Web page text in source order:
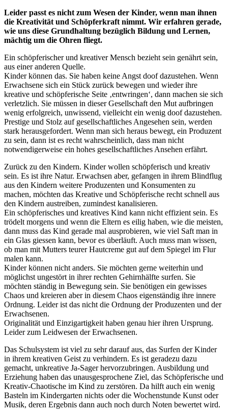
Leider passt es nicht zum Wesen der Kinder, wenn man ihnen
die Kreativität und Schöpferkraft nimmt. Wir erfahren gerade,
wie uns diese Grundhaltung bezüglich Bildung und Lernen,
mächtig um die Ohren fliegt.
Ein schöpferischer und kreativer Mensch bezieht sein genährt sein,
aus einer anderen Quelle.
Kinder können das. Sie haben keine Angst doof dazustehen. Wenn
Erwachsene sich ein Stück zurück bewegen und wieder ihre
kreative und schöpferische Seite ‚entwringen‘, dann machen sie sich
verletzlich. Sie müssen in dieser Gesellschaft den Mut aufbringen
wenig erfolgreich, unwissend, vielleicht ein wenig doof dazustehen.
Prestige und Stolz auf gesellschaftliches Angesehen sein, werden
stark herausgefordert. Wenn man sich heraus bewegt, ein Produzent
zu sein, dann ist es recht wahrscheinlich, dass man nicht
notwendigerweise ein hohes gesellschaftliches Ansehen erfährt.
Zurück zu den Kindern. Kinder wollen schöpferisch und kreativ
sein. Es ist ihre Natur. Erwachsen aber, gefangen in ihrem Blindflug
aus den Kindern weitere Produzenten und Konsumenten zu
machen, möchten das Kreative und Schöpferische recht schnell aus
den Kindern austreiben, zumindest kanalisieren.
Ein schöpferisches und kreatives Kind kann nicht effizient sein. Es
trödelt morgens und wenn die Eltern es eilig haben, wie die meisten,
dann muss das Kind gerade mal ausprobieren, wie viel Saft man in
ein Glas giessen kann, bevor es überläuft. Auch muss man wissen,
ob man mit Mutters teurer Hautcreme gut auf dem Spiegel im Flur
malen kann.
Kinder können nicht anders. Sie möchten gerne weiterhin und
möglichst ungestört in ihrer rechten Gehirnhälfte surfen. Sie
möchten ständig in Bewegung sein. Sie benötigen ein gewisses
Chaos und kreieren aber in diesem Chaos eigenständig ihre innere
Ordnung. Leider ist das nicht die Ordnung der Produzenten und der
Erwachsenen.
Originalität und Einzigartigkeit haben genau hier ihren Ursprung.
Leider zum Leidwesen der Erwachsenen.
Das Schulsystem ist viel zu sehr darauf aus, das Surfen der Kinder
in ihrem kreativen Geist zu verhindern. Es ist geradezu dazu
gemacht, unkreative Ja-Sager hervorzubringen. Ausbildung und
Erziehung haben das unausgesprochene Ziel, das Schöpferische und
Kreativ-Chaotische im Kind zu zerstören. Da hilft auch ein wenig
Basteln im Kindergarten nichts oder die Wochenstunde Kunst oder
Musik, deren Ergebnis dann auch noch durch Noten bewertet wird.